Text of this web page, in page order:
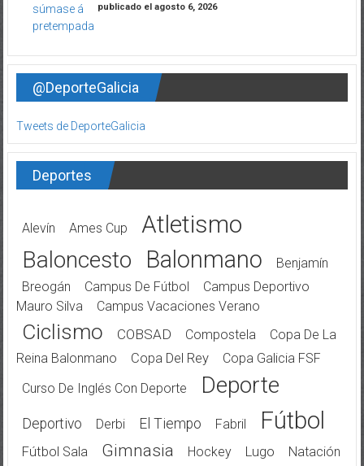
publicado el agosto 6, 2026
@DeporteGalicia
Tweets de DeporteGalicia
Deportes
Alevín Ames Cup Atletismo
Baloncesto Balonmano
Benjamín
Breogán
Campus De Fútbol
Campus Deportivo
Mauro Silva
Campus Vacaciones Verano
Ciclismo COBSAD Compostela
Copa De La
Reina Balonmano
Copa Del Rey
Copa Galicia FSF
Curso De Inglés Con Deporte
Deporte
Deportivo Derbi El Tiempo Fabril Fútbol
Fútbol Sala Gimnasia Hockey Lugo Natación